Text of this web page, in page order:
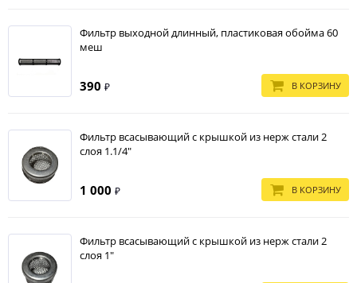
Фильтр выходной длинный, пластиковая обойма 60
меш
390 ₽ В КОРЗИНУ
Фильтр всасывающий с крышкой из нерж стали 2
слоя 1.1/4"
1 000 ₽ В КОРЗИНУ
Фильтр всасывающий с крышкой из нерж стали 2
слоя 1"